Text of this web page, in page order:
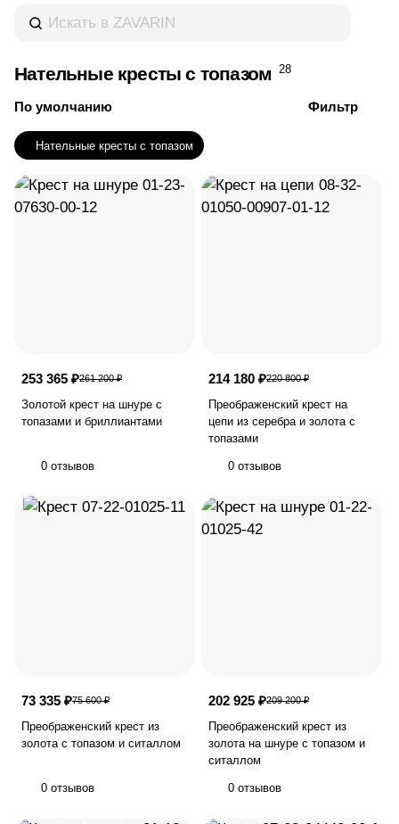
Нательные кресты с топазом 28
По умолчанию Фильтр
Нательные кресты с топазом
253 365 ₽261 200 ₽
Золотой крест на шнуре с
топазами и бриллиантами
0 отзывов
214 180 ₽220 800 ₽
Преображенский крест на
цепи из серебра и золота с
топазами
0 отзывов
73 335 ₽75 600 ₽
Преображенский крест из
золота с топазом и ситаллом
0 отзывов
202 925 ₽209 200 ₽
Преображенский крест из
золота на шнуре с топазом и
ситаллом
0 отзывов